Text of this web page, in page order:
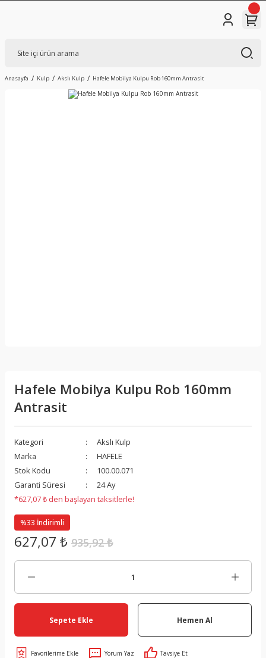
Anasayfa Kulp Akslı Kulp Hafele Mobilya Kulpu Rob 160mm Antrasit
Hafele Mobilya Kulpu Rob 160mm
Antrasit
Kategori
Akslı Kulp
Marka
HAFELE
Stok Kodu
100.00.071
Garanti Süresi
24 Ay
*627,07 ₺ den başlayan taksitlerle!
%33 İndirimli
627,07 ₺ 935,92 ₺
Sepete Ekle Hemen Al
Yorum Yaz Tavsiye Et